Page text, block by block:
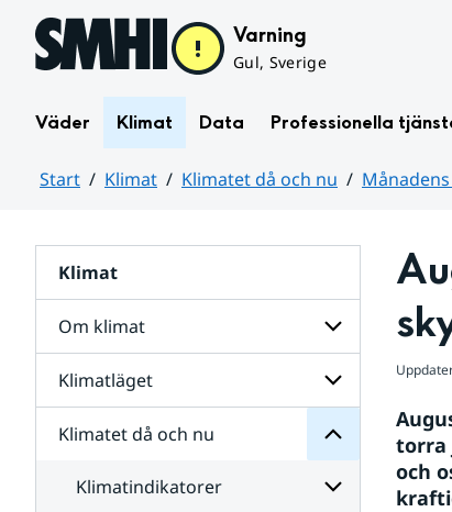
Hoppa till sidans innehåll Varning
Gul, Sverige
Väder Klimat Data Professionella
Start Klimat Klimatet då och nu
Klimat
Om klimat
Undersidor
för
Om
klimat
Klimatläget
Undersidor
Klimatläget
Klimatet då och nu
Undersidor
för
Klimatet
då
och
Klimatindikatorer Månadens
väder
vatten
i
torra
och